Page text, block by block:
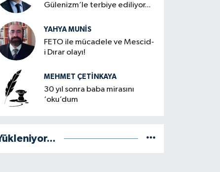
Gülenizm’le terbiye ediliyor...
YAHYA MUNIS
FETO ile mücadele ve Mescid-
i Dırar olayı!
MEHMET ÇETINKAYA
30 yıl sonra baba mirasını
‘oku’dum